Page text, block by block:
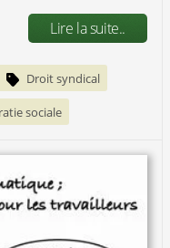
Lire la suite..
Droit syndical
sociale